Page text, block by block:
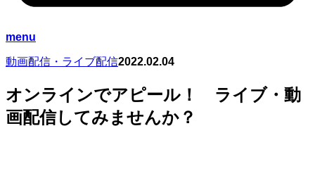
menu
動画配信・ライブ配信2022.02.04
オンラインでアピール！ ライブ・動
画配信してみませんか？